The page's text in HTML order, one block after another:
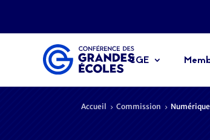
CGE
Accueil 5 Commission 5 Numérique